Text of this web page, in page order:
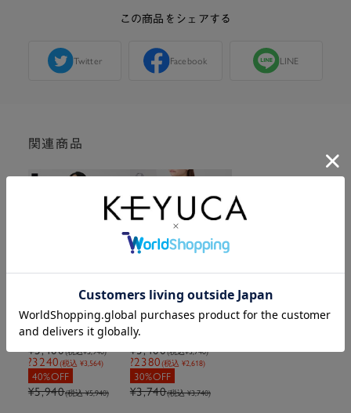
この商品をシェアする
Twitter Facebook LINE
関連商品
¥3,240(税込¥3,564)
40%OFF
¥5,400(税込¥5,940)
?3240(税込 ¥3,564)
40%OFF
¥5,940(税込 ¥5,940)
¥2,380(税込¥2,618)
30%OFF
¥3,400(税込¥3,740)
?2380(税込 ¥2,618)
30%OFF
¥3,740(税込 ¥3,740)